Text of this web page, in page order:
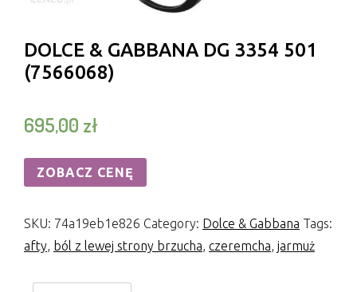
DOLCE & GABBANA DG 3354 501
(7566068)
695,00 zł
ZOBACZ CENĘ
SKU: 74a19eb1e826 Category: Dolce & Gabbana Tags:
afty, ból z lewej strony brzucha, czeremcha, jarmuż